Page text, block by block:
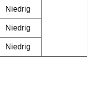
Niedrig
Niedrig
Niedrig